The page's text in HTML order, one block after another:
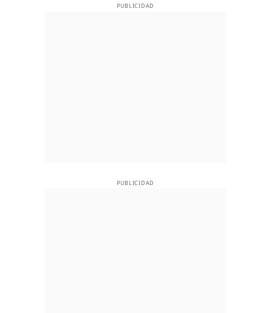
PUBLICIDAD
PUBLICIDAD